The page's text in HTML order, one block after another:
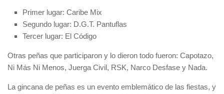
Primer lugar: Caribe Mix
Segundo lugar: D.G.T. Pantuflas
Tercer lugar: El Código
Otras peñas que participaron y lo dieron todo fueron: Capotazo,
Ni Más Ni Menos, Juerga Civil, RSK, Narco Desfase y Nada.
La gincana de peñas es un evento emblemático de las fiestas, y